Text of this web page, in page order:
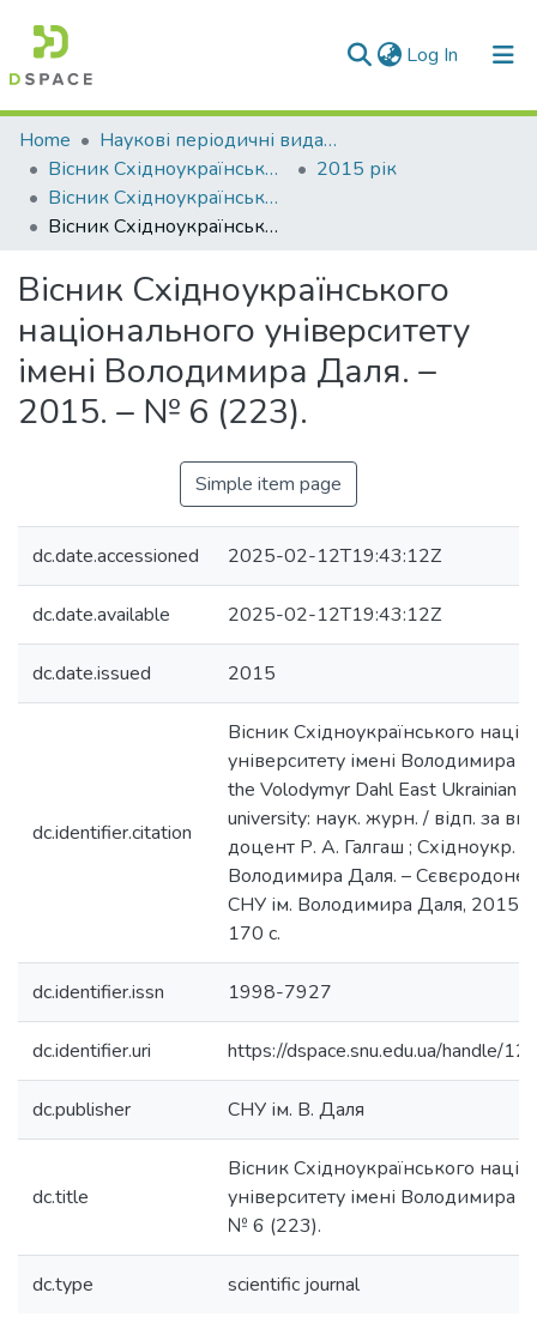
Log In (current)
Communities & Collections
All of DSpace
Statistics
Home
Наукові періодичні видання СНУ ім. В. Даля
Вісник Східноукраїнського національного університету імені В. Даля
2015 рік
Вісник Східноукраїнського національного університету імені Володимира Даля № 6 (223) 2015
Вісник Східноукраїнського національного університету імені Володимира Даля. – 2015. – № 6 (223).
Вісник Східноукраїнського
національного університету
імені Володимира Даля. –
2015. – № 6 (223).
Simple item page
dc.date.accessioned 2025-02-12T19:43:12Z
dc.date.available 2025-02-12T19:43:12Z
dc.date.issued 2015
dc.identifier.citation
Вісник Східноукраїнського
університету імені Володимира
the Volodymyr Dahl East Ukrainian
university: наук. журн. / відп. за
доцент Р. А. Галгаш ; Східноукр.
Володимира Даля. –
СНУ ім. Володимира Даля, 2015.
170 с.
dc.identifier.issn 1998-7927
dc.identifier.uri https://dspace.snu.edu.ua/handle/
dc.publisher СНУ ім. В. Даля
dc.title
Вісник Східноукраїнського
університету імені Володимира
№ 6 (223).
dc.type scientific journal